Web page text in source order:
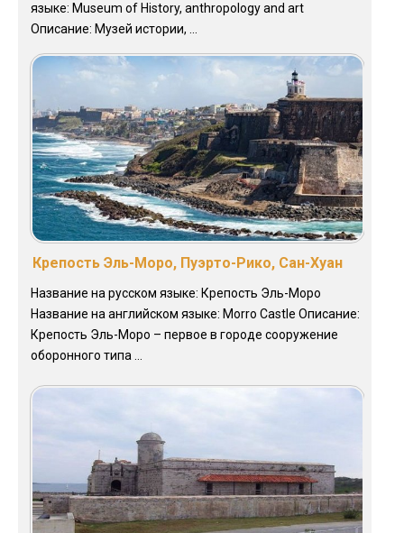
языке: Museum of History, anthropology and art
Описание: Музей истории, ...
Крепость Эль-Моро, Пуэрто-Рико, Сан-Хуан
Название на русском языке: Крепость Эль-Моро
Название на английском языке: Morro Castle Описание:
Крепость Эль-Моро – первое в городе сооружение
оборонного типа ...